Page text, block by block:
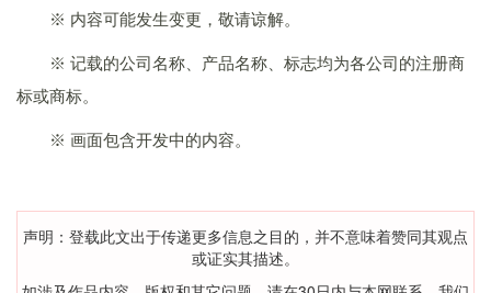
※ 内容可能发生变更，敬请谅解。
※ 记载的公司名称、产品名称、标志均为各公司的注册商
标或商标。
※ 画面包含开发中的内容。
声明：登载此文出于传递更多信息之目的，并不意味着赞同其观点
或证实其描述。